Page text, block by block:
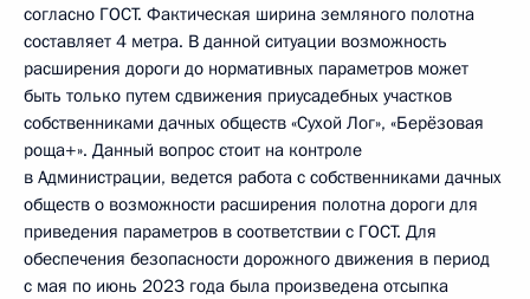
согласно ГОСТ. Фактическая ширина земляного полотна
составляет 4 метра. В данной ситуации возможность
расширения дороги до нормативных параметров может
быть только путем сдвижения приусадебных участков
собственниками дачных обществ «Сухой Лог», «Берёзовая
роща+». Данный вопрос стоит на контроле
в Администрации, ведется работа с собственниками дачных
обществ о возможности расширения полотна дороги для
приведения параметров в соответствии с ГОСТ. Для
обеспечения безопасности дорожного движения в период
с мая по июнь 2023 года была произведена отсыпка